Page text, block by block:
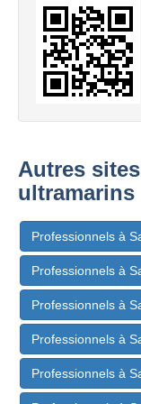
Autres
ultramarins
Professionnels à
Professionnels à
Professionnels à
Professionnels à
Professionnels à